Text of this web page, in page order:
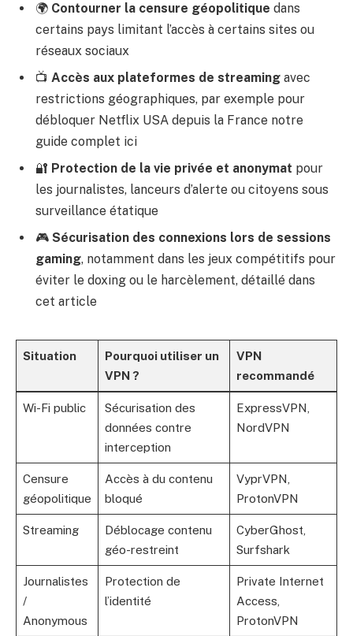
🌍 Contourner la censure géopolitique dans
certains pays limitant l’accès à certains sites ou
réseaux sociaux
📺 Accès aux plateformes de streaming avec
restrictions géographiques, par exemple pour
débloquer Netflix USA depuis la France notre
guide complet ici
🔐 Protection de la vie privée et anonymat pour
les journalistes, lanceurs d’alerte ou citoyens sous
surveillance étatique
🎮 Sécurisation des connexions lors de sessions
gaming, notamment dans les jeux compétitifs pour
éviter le doxing ou le harcèlement, détaillé dans
cet article
Situation
Pourquoi utiliser un
VPN ?
VPN
recommandé
Wi-Fi public
Sécurisation des
données contre
interception
ExpressVPN,
NordVPN
Censure
géopolitique
Accès à du contenu
bloqué
VyprVPN,
ProtonVPN
Streaming
Déblocage contenu
géo-restreint
CyberGhost,
Surfshark
Journalistes
/
Anonymous
Protection de
l’identité
Private Internet
Access,
ProtonVPN